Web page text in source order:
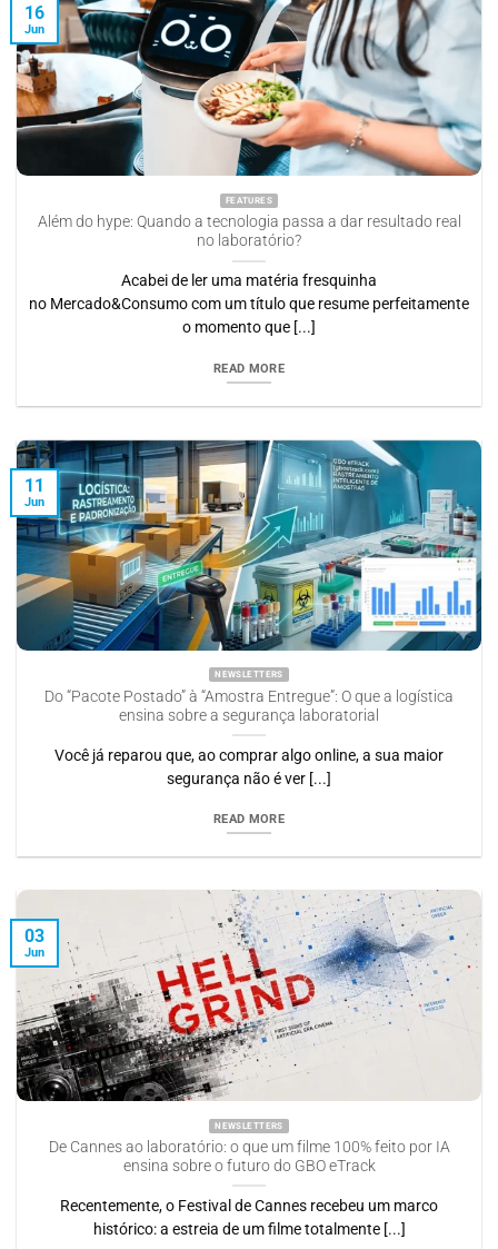
FEATURES
Além do hype: Quando a tecnologia passa a dar resultado real
no laboratório?
Acabei de ler uma matéria fresquinha
no Mercado&Consumo com um título que resume perfeitamente
o momento que [...]
READ MORE
16
Jun
NEWSLETTERS
Do “Pacote Postado” à “Amostra Entregue”: O que a logística
ensina sobre a segurança laboratorial
Você já reparou que, ao comprar algo online, a sua maior
segurança não é ver [...]
READ MORE
11
Jun
NEWSLETTERS
De Cannes ao laboratório: o que um filme 100% feito por IA
ensina sobre o futuro do GBO eTrack
Recentemente, o Festival de Cannes recebeu um marco
histórico: a estreia de um filme totalmente [...]
03
Jun